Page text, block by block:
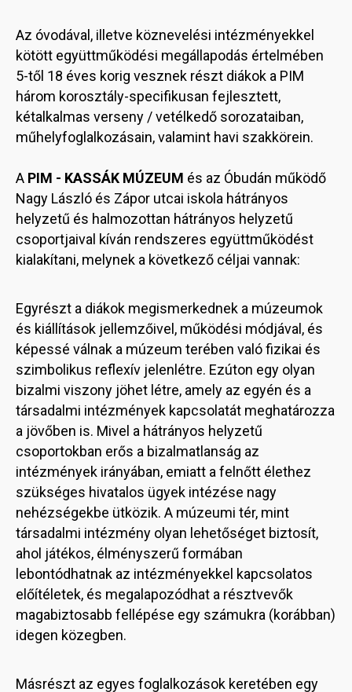
Az óvodával, illetve köznevelési intézményekkel
kötött együttműködési megállapodás értelmében
5-től 18 éves korig vesznek részt diákok a PIM
három korosztály-specifikusan fejlesztett,
kétalkalmas verseny / vetélkedő sorozataiban,
műhelyfoglalkozásain, valamint havi szakkörein.
A PIM - KASSÁK MÚZEUM és az Óbudán működő
Nagy László és Zápor utcai iskola hátrányos
helyzetű és halmozottan hátrányos helyzetű
csoportjaival kíván rendszeres együttműködést
kialakítani, melynek a következő céljai vannak:
Egyrészt a diákok megismerkednek a múzeumok
és kiállítások jellemzőivel, működési módjával, és
képessé válnak a múzeum terében való fizikai és
szimbolikus reflexív jelenlétre. Ezúton egy olyan
bizalmi viszony jöhet létre, amely az egyén és a
társadalmi intézmények kapcsolatát meghatározza
a jövőben is. Mivel a hátrányos helyzetű
csoportokban erős a bizalmatlanság az
intézmények irányában, emiatt a felnőtt élethez
szükséges hivatalos ügyek intézése nagy
nehézségekbe ütközik. A múzeumi tér, mint
társadalmi intézmény olyan lehetőséget biztosít,
ahol játékos, élményszerű formában
lebontódhatnak az intézményekkel kapcsolatos
előítéletek, és megalapozódhat a résztvevők
magabiztosabb fellépése egy számukra (korábban)
idegen közegben.
Másrészt az egyes foglalkozások keretében egy